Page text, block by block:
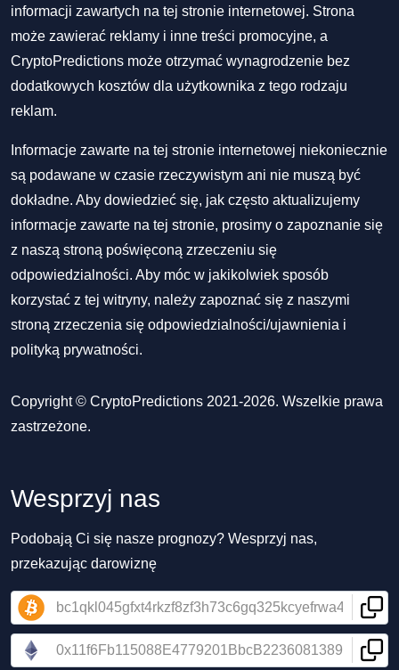
informacji zawartych na tej stronie internetowej. Strona
może zawierać reklamy i inne treści promocyjne, a
CryptoPredictions może otrzymać wynagrodzenie bez
dodatkowych kosztów dla użytkownika z tego rodzaju
reklam.
Informacje zawarte na tej stronie internetowej niekoniecznie
są podawane w czasie rzeczywistym ani nie muszą być
dokładne. Aby dowiedzieć się, jak często aktualizujemy
informacje zawarte na tej stronie, prosimy o zapoznanie się
z naszą stroną poświęconą zrzeczeniu się
odpowiedzialności. Aby móc w jakikolwiek sposób
korzystać z tej witryny, należy zapoznać się z naszymi
stroną zrzeczenia się odpowiedzialności/ujawnienia i
polityką prywatności.
Copyright © CryptoPredictions 2021-2026. Wszelkie prawa
zastrzeżone.
Wesprzyj nas
Podobają Ci się nasze prognozy? Wesprzyj nas,
przekazując darowiznę